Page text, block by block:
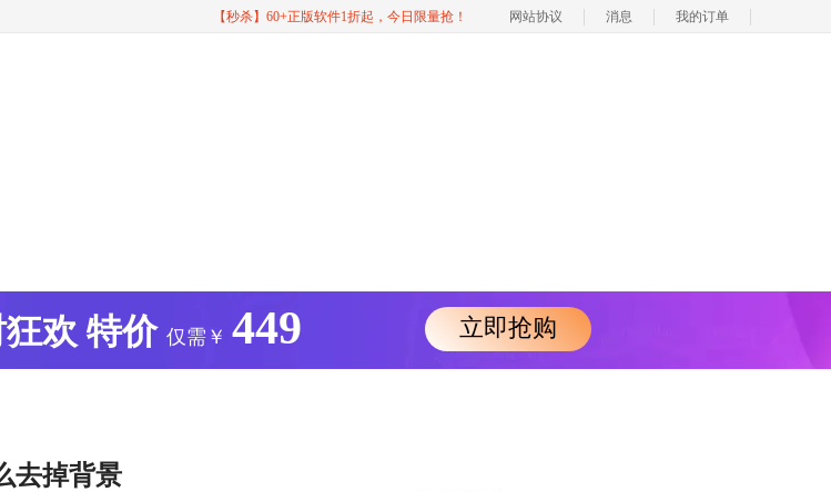
【秒杀】60+正版软件1折起，今日限量抢！ 网站协议 消息 我的订单
狂欢 特价 仅需￥ 449 立即抢购
去掉背景